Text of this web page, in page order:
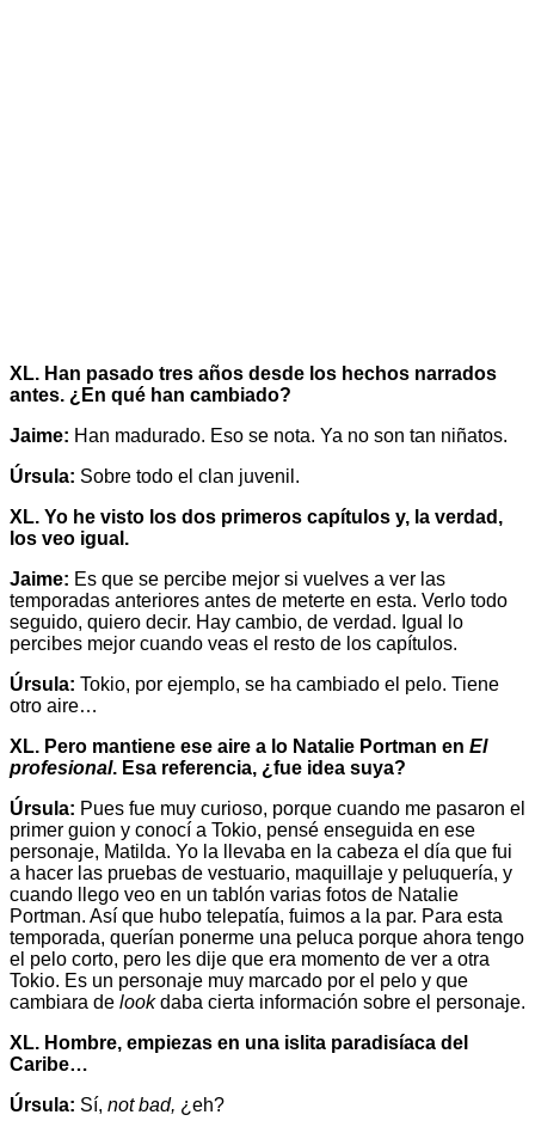
XL. Han pasado tres años desde los hechos narrados
antes. ¿En qué han cambiado?
Jaime: Han madurado. Eso se nota. Ya no son tan niñatos.
Úrsula: Sobre todo el clan juvenil.
XL. Yo he visto los dos primeros capítulos y, la verdad,
los veo igual.
Jaime: Es que se percibe mejor si vuelves a ver las
temporadas anteriores antes de meterte en esta. Verlo todo
seguido, quiero decir. Hay cambio, de verdad. Igual lo
percibes mejor cuando veas el resto de los capítulos.
Úrsula: Tokio, por ejemplo, se ha cambiado el pelo. Tiene
otro aire…
XL. Pero mantiene ese aire a lo Natalie Portman en El
profesional. Esa referencia, ¿fue idea suya?
Úrsula: Pues fue muy curioso, porque cuando me pasaron el
primer guion y conocí a Tokio, pensé enseguida en ese
personaje, Matilda. Yo la llevaba en la cabeza el día que fui
a hacer las pruebas de vestuario, maquillaje y peluquería, y
cuando llego veo en un tablón varias fotos de Natalie
Portman. Así que hubo telepatía, fuimos a la par. Para esta
temporada, querían ponerme una peluca porque ahora tengo
el pelo corto, pero les dije que era momento de ver a otra
Tokio. Es un personaje muy marcado por el pelo y que
cambiara de lookdaba cierta información sobre el personaje.
XL. Hombre, empiezas en una islita paradisíaca del
Caribe…
Úrsula: Sí, not bad, ¿eh?